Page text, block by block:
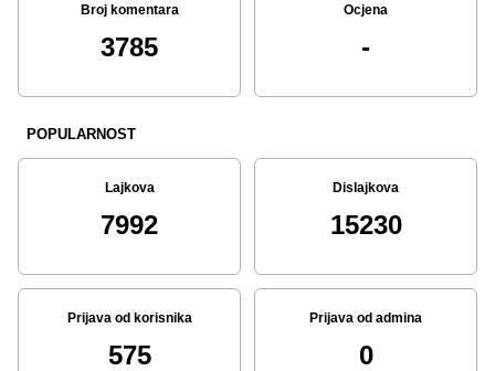
Broj komentara
3785
Ocjena
-
POPULARNOST
Lajkova
7992
Dislajkova
15230
Prijava od korisnika
575
Prijava od admina
0